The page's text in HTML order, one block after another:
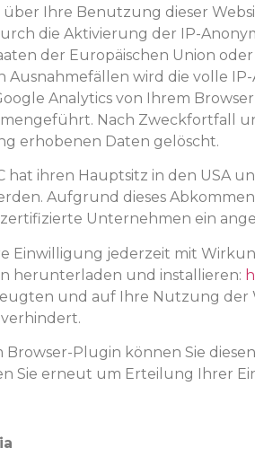
Ihre Benutzung dieser
die Aktivierung der IP-
der Europäischen Union
Ausnahmefällen wird die volle
Analytics von Ihrem
Nach Zweckfortfall
erhobenen Daten gelöscht.
hat ihren Hauptsitz in den USA
Aufgrund dieses
zertifizierte Unternehmen ein
Einwilligung jederzeit mit
herunterladen und installieren:
und auf Ihre Nutzung der
Plugin können Sie
Sie erneut um Erteilung Ihrer